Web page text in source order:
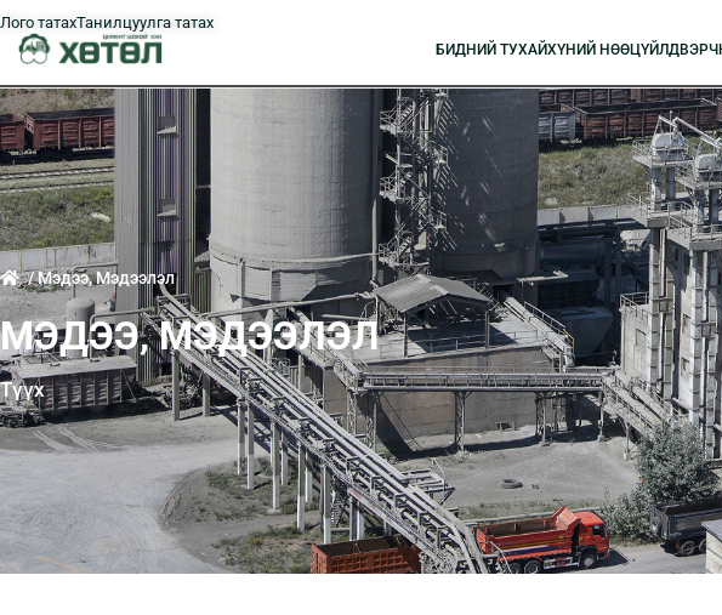
Лого татахТанилцуулга татах
БИДНИЙ ТУXАЙXҮНИЙ НӨӨЦ
/ Мэдээ, Мэдээлэл
МЭДЭЭ, МЭДЭЭЛЭЛ
Түүх